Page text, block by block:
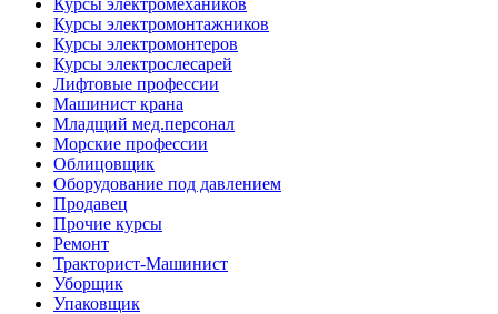
Курсы электромехаников
Курсы электромонтажников
Курсы электромонтеров
Курсы электрослесарей
Лифтовые профессии
Машинист крана
Младщий мед.персонал
Морские профессии
Облицовщик
Оборудование под давлением
Продавец
Прочие курсы
Ремонт
Тракторист-Машинист
Уборщик
Упаковщик